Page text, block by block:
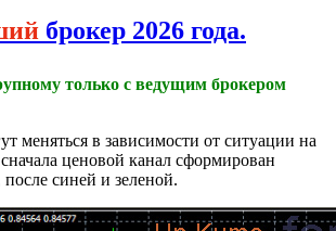
брокер 2026 года.
только с ведущим брокером
меняться в зависимости от ситуации на
ценовой канал сформирован
синей и зеленой.